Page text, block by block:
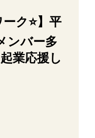
ーク⭐】平
ンバー多
業応援し